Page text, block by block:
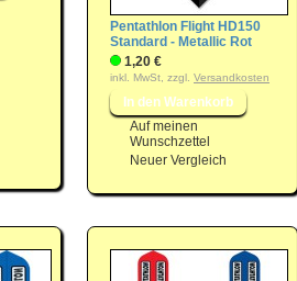
Pentathlon Flight HD150
Standard - Metallic Rot
1,20 €
inkl. MwSt, zzgl. Versandkosten
Auf meinen
Wunschzettel
Neuer Vergleich